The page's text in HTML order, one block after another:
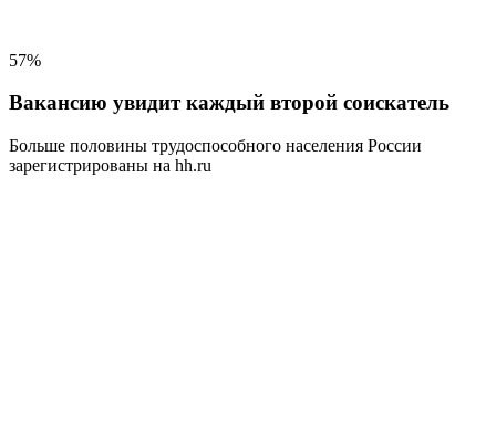
57%
Вакансию увидит каждый второй соискатель
Больше половины трудоспособного населения России
зарегистрированы на hh.ru